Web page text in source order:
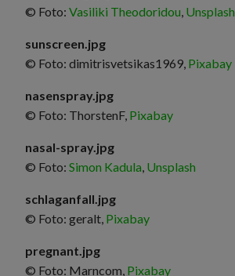
© Foto: Vasiliki Theodoridou, Unsplash
sunscreen.jpg
© Foto: dimitrisvetsikas1969, Pixabay
nasenspray.jpg
© Foto: ThorstenF, Pixabay
nasal-spray.jpg
© Foto: Simon Kadula, Unsplash
schlaganfall.jpg
© Foto: geralt, Pixabay
pregnant.jpg
© Foto: Marncom, Pixabay